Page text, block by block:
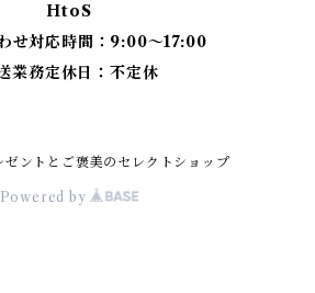
HtoS
せ対応時間：9:00〜17:00
業務定休日：不定休
ントとご褒美のセレクトショップ
Powered by